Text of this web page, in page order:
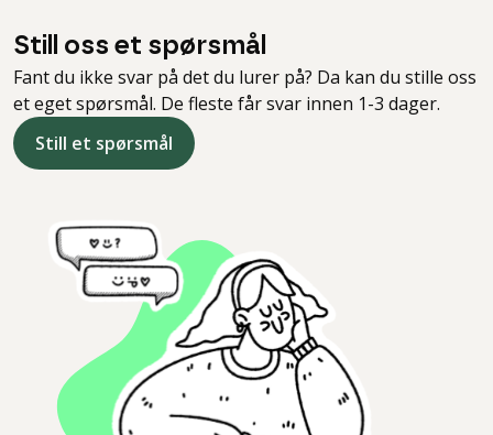
Still oss et spørsmål
Fant du ikke svar på det du lurer på? Da kan du stille oss
et eget spørsmål. De fleste får svar innen 1-3 dager.
Still et spørsmål